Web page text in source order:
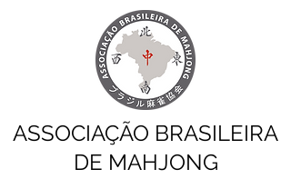
ASSOCIAÇÃO BRASILEIRA
DE MAHJONG